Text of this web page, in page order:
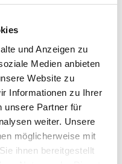
und Anzeigen zu
Medien anbieten
Website zu
Informationen zu Ihrer
unsere Partner für
weiter. Unsere
möglicherweise mit
ihnen bereitgestellt
IRS18